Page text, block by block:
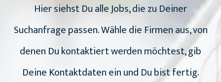
Hier siehst Du alle Jobs, die zu Deiner
Suchanfrage passen. Wähle die Firmen aus, von
denen Du kontaktiert werden möchtest, gib
Deine Kontaktdaten ein und Du bist fertig.